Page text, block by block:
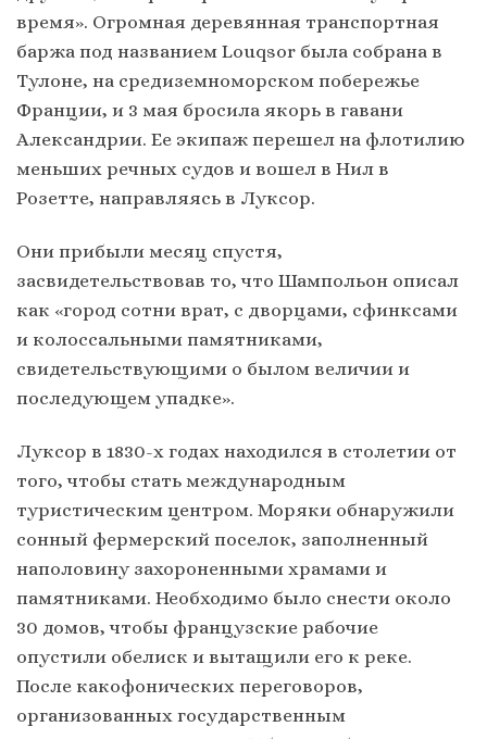
время». Огромная деревянная транспортная
баржа под названием Louqsor была собрана в
Тулоне, на средиземноморском побережье
Франции, и 3 мая бросила якорь в гавани
Александрии. Ее экипаж перешел на флотилию
меньших речных судов и вошел в Нил в
Розетте, направляясь в Луксор.
Они прибыли месяц спустя,
засвидетельствовав то, что Шампольон описал
как «город сотни врат, с дворцами, сфинксами
и колоссальными памятниками,
свидетельствующими о былом величии и
последующем упадке».
Луксор в 1830-х годах находился в столетии от
того, чтобы стать международным
туристическим центром. Моряки обнаружили
сонный фермерский поселок, заполненный
наполовину захороненными храмами и
памятниками. Необходимо было снести около
30 домов, чтобы французские рабочие
опустили обелиск и вытащили его к реке.
После какофонических переговоров,
организованных государственным